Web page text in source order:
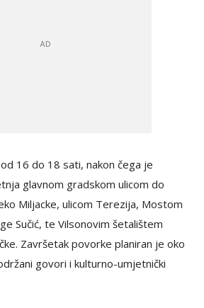
16 do 18 sati, nakon čega je
glavnom gradskom ulicom do
Miljacke, ulicom Terezija, Mostom
Sučić, te Vilsonovim šetalištem
Završetak povorke planiran je oko
govori i kulturno-umjetnički